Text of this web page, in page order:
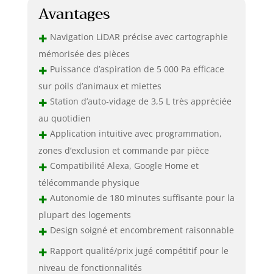
Avantages
+ Navigation LiDAR précise avec cartographie
mémorisée des pièces
+ Puissance d’aspiration de 5 000 Pa efficace
sur poils d’animaux et miettes
+ Station d’auto-vidage de 3,5 L très appréciée
au quotidien
+ Application intuitive avec programmation,
zones d’exclusion et commande par pièce
+ Compatibilité Alexa, Google Home et
télécommande physique
+ Autonomie de 180 minutes suffisante pour la
plupart des logements
+ Design soigné et encombrement raisonnable
+ Rapport qualité/prix jugé compétitif pour le
niveau de fonctionnalités